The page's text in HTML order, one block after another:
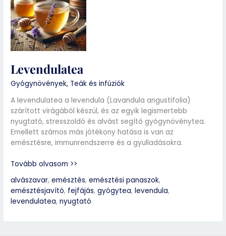
Levendulatea
Gyógynövények, Teák és infúziók
A levendulatea a levendula (Lavandula angustifolia)
szárított virágából készül, és az egyik legismertebb
nyugtató, stresszoldó és alvást segítő gyógynövénytea.
Emellett számos más jótékony hatása is van az
emésztésre, immunrendszerre és a gyulladásokra.
Tovább olvasom >>
alvászavar,emésztés,emésztési panaszok,
emésztésjavító, fejfájás,gyógytea,levendula,
levendulatea,nyugtató